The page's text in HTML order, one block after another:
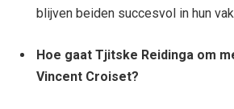
blijven beiden succesvol in hun
Hoe gaat Tjitske Reidinga om
Vincent Croiset?